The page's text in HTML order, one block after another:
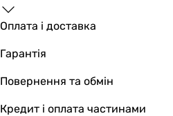
Оплата і доставка
Гарантія
Повернення та обмін
Кредит і оплата частинами